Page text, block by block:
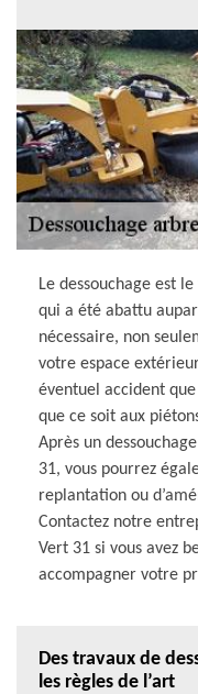
Le dessouchage est
qui a été abattu
nécessaire, non
votre espace
éventuel accident
que ce soit aux
Après un
31, vous pourrez
replantation ou
Contactez notre
Vert 31 si vous avez
accompagner votre
Des travaux de
les règles de l’art